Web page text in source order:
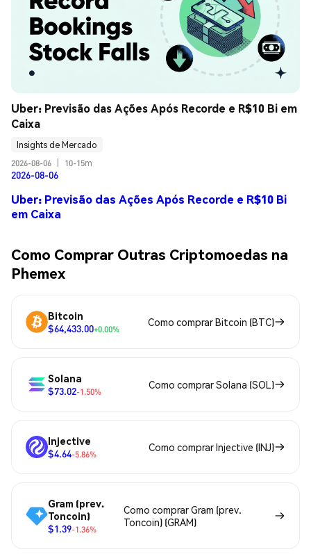
Uber: Previsão das Ações Após Recorde e R$10 Bi em
Caixa
Insights de Mercado
2026-08-06
10-15m
2026-08-06
Uber: Previsão das Ações Após Recorde e R$10 Bi
em Caixa
Como Comprar Outras Criptomoedas na
Phemex
Bitcoin
$64,433.00+0.00%
Como comprar Bitcoin (BTC)
Solana
$73.02-1.50%
Como comprar Solana (SOL)
Injective
$4.64-5.86%
Como comprar Injective (INJ)
Gram (prev.
Toncoin)
$1.39-1.36%
Como comprar Gram (prev.
Toncoin) (GRAM)